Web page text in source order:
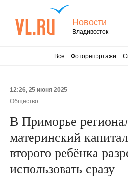
Новости
Владивосток
Все Фоторепортажи
12:26, 25 июня 2025
Общество
В Приморье
материнский
второго ребёнка
использовать сразу